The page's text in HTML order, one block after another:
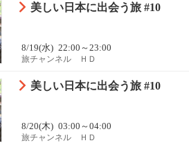
美しい日本に出会う旅 #10
8/19(水) 22:00～23:00
旅チャンネル ＨＤ
美しい日本に出会う旅 #10
8/20(木) 03:00～04:00
旅チャンネル ＨＤ